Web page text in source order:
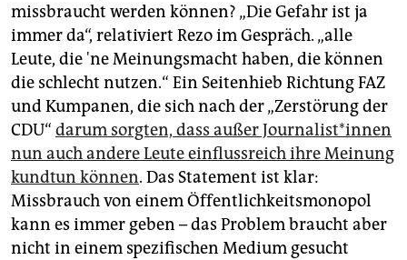
missbraucht werden können? „Die Gefahr ist ja
immer da“, relativiert Rezo im Gespräch. „alle
Leute, die 'ne Meinungsmacht haben, die können
die schlecht nutzen.“ Ein Seitenhieb Richtung FAZ
und Kumpanen, die sich nach der „Zerstörung der
CDU“ darum sorgten, dass außer Journalist*innen
nun auch andere Leute einflussreich ihre Meinung
kundtun können. Das Statement ist klar:
Missbrauch von einem Öffentlichkeitsmonopol
kann es immer geben – das Problem braucht aber
nicht in einem spezifischen Medium gesucht